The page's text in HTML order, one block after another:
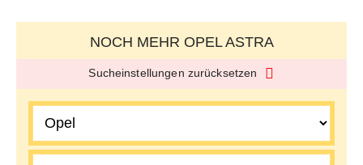
NOCH MEHR OPEL ASTRA
Sucheinstellungen zurücksetzen